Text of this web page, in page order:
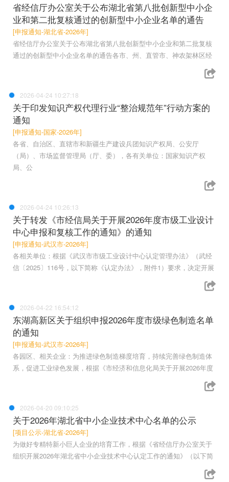
省经信厅办公室关于公布湖北省第八批创新型中小企
业和第二批复核通过的创新型中小企业名单的通告
[申报通知-湖北省-2026年]
省经信厅办公室关于公布湖北省第八批创新型中小企业和第二批复核
通过的创新型中小企业名单的通告各市、州、直管市、神农架林区经
2026-04-24 10:27:18
关于印发知识产权代理行业“整治规范年”行动方案的
通知
[申报通知-国家-2026年]
各省、自治区、直辖市和新疆生产建设兵团知识产权局、公安厅
（局）、市场监督管理局（厅、委），各有关单位：国家知识产权
局、公
2026-04-24 10:26:13
关于转发《市经信局关于开展2026年度市级工业设计
中心申报和复核工作的通知》的通知
[申报通知-武汉市-2026年]
各相关单位：根据《武汉市市级工业设计中心认定管理办法》（武经
信〔2025〕116号，以下简称《认定办法》，附件1）要求，决定开展
2026-04-22 16:54:12
东湖高新区关于组织申报2026年度市级绿色制造名单
的通知
[申报通知-武汉市-2026年]
各园区、相关企业：为推进绿色制造梯度培育，持续完善绿色制造体
系，促进工业绿色发展，根据《市经济和信息化局关于开展2026年度
2026-04-20 09:10:25
关于2026年湖北省中小企业技术中心名单的公示
[项目公示-湖北省-2026年]
为做好专精特新小巨人企业的培育工作，根据《省经信厅办公室关于
组织开展2026年湖北省中小企业技术中心认定工作的通知》（以下简